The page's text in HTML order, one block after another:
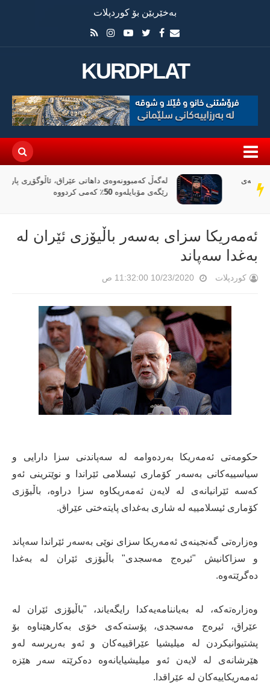
بەخێربێن بۆ کوردپلات
KURDPLAT
سەر
دێڕ
لەگەڵ کەمبوونەوەی داهاتی عێراق، ئاڵوگۆڕی پارە لە
رێگەی مۆبایلەوە 50٪ کەمی کردووە
ئه‌مه‌ریكا سزای به‌سه‌ر باڵیۆزی ئێران له‌
به‌غدا سه‌پاند
کوردپلات 10/23/2020 11:32:00 ص
حكومه‌تی ئه‌مه‌ریكا به‌رده‌وامه‌ له‌ سه‌پاندنی سزا دارایی و
سیاسییه‌كانی به‌سه‌ر كۆماری ئیسلامی ئێراندا و نوێترینی ئه‌و
كه‌سه‌ ئێرانیانه‌ی له‌ لایه‌ن ئه‌مه‌ریكاوه‌ سزا دراوه‌، باڵیۆزی
كۆماری ئیسلامییه‌ له‌ شاری به‌غدای پایته‌ختی عێراق.
وه‌زاره‌تی گه‌نجینه‌ی ئه‌مه‌ریكا سزای نوێی به‌سه‌ر ئێراندا سه‌پاند
و سزاكانیش "ئیره‌ج مه‌سجدی" باڵیۆزی ئێران له‌ به‌غدا
ده‌گرێته‌وه‌.
وه‌زاره‌ته‌كه‌، له‌ به‌یاننامه‌یه‌كدا رایگه‌یاند، "باڵیۆزی ئێران له‌
عێراق، ئیره‌ج مه‌سجدی، پۆسته‌كه‌ی خۆی به‌كارهێناوه‌ بۆ
پشتیوانیكردن له‌ میلیشیا عێراقییه‌كان و ئه‌و به‌رپرسه‌ له‌و
هێرشانه‌ی له‌ لایه‌ن ئه‌و میلیشیایانه‌وه‌ ده‌كرێته‌ سه‌ر هێزه‌
ئه‌مه‌ریكاییه‌كان له‌ عێراقدا.